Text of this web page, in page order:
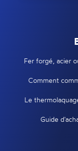
Fer forgé, acier
Comment
Le
Guide